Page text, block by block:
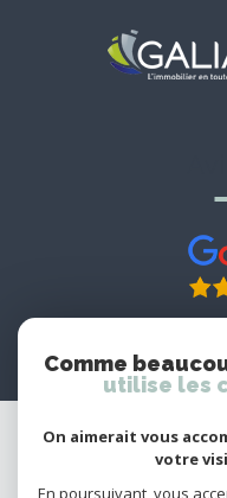
© 2026 | Tous droits
Comme
utilise les
On aimerait vous
votre
En poursuivant, vous